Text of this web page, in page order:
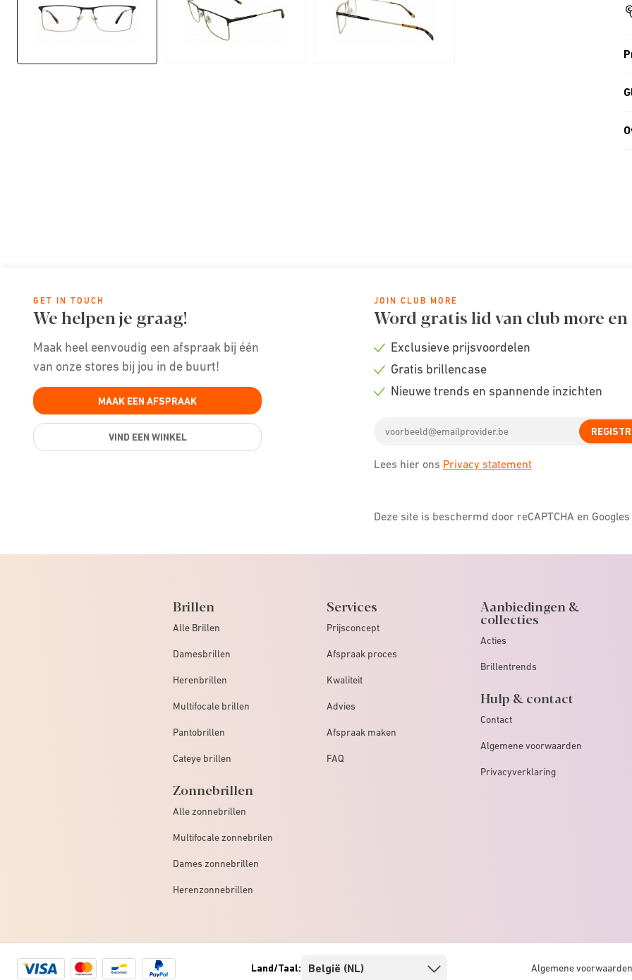
GET IN TOUCH
We helpen je graag!
Maak heel eenvoudig een afspraak bij één
van onze stores bij jou in de buurt!
MAAK EEN AFSPRAAK
VIND EEN WINKEL
JOIN CLUB MORE
Word gratis lid van club more
Check
Exclusieve prijsvoordelen
Check
Gratis brillencase
Nieuwe trends en spannende inzichten
address
Lees hier ons Privacy statement
Deze site is beschermd door reCAPTCHA en Googles
Brillen
Alle Brillen
Damesbrillen
Herenbrillen
Multifocale brillen
Pantobrillen
Cateye brillen
Zonnebrillen
Alle zonnebrillen
Multifocale zonnebrilen
Dames zonnebrillen
Herenzonnebrillen
Services
Prijsconcept
Afspraak proces
Kwaliteit
Advies
Afspraak maken
FAQ
Aanbiedingen &
collecties
Acties
Brillentrends
Hulp & contact
Contact
Algemene voorwaarden
Privacyverklaring
Visa
MastercardBancontactPaypal Land/Taal: Algemene voorwaarden